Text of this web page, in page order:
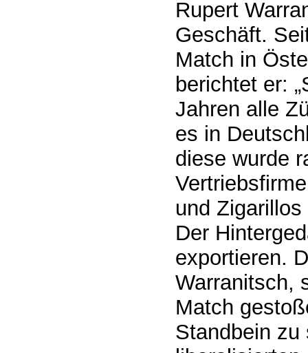
Rupert
Geschäft.
Match in
berichtet er:
Jahren alle
es in
diese wurde
und
Der
exportieren.
Warranitsch,
Match
Standbein zu